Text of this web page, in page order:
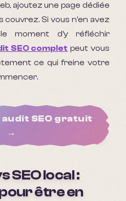
ajoutez une page dédiée
couvrez. Si vous n'en avez
moment d'y réfléchir
SEO complet peut vous
ce qui freine votre
audit SEO gratuit
→
SEO local :
être en